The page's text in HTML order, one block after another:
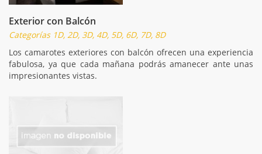
Exterior con Balcón
Categorías 1D, 2D, 3D, 4D, 5D, 6D, 7D, 8D
Los camarotes exteriores con balcón ofrecen una experiencia
fabulosa, ya que cada mañana podrás amanecer ante unas
impresionantes vistas.